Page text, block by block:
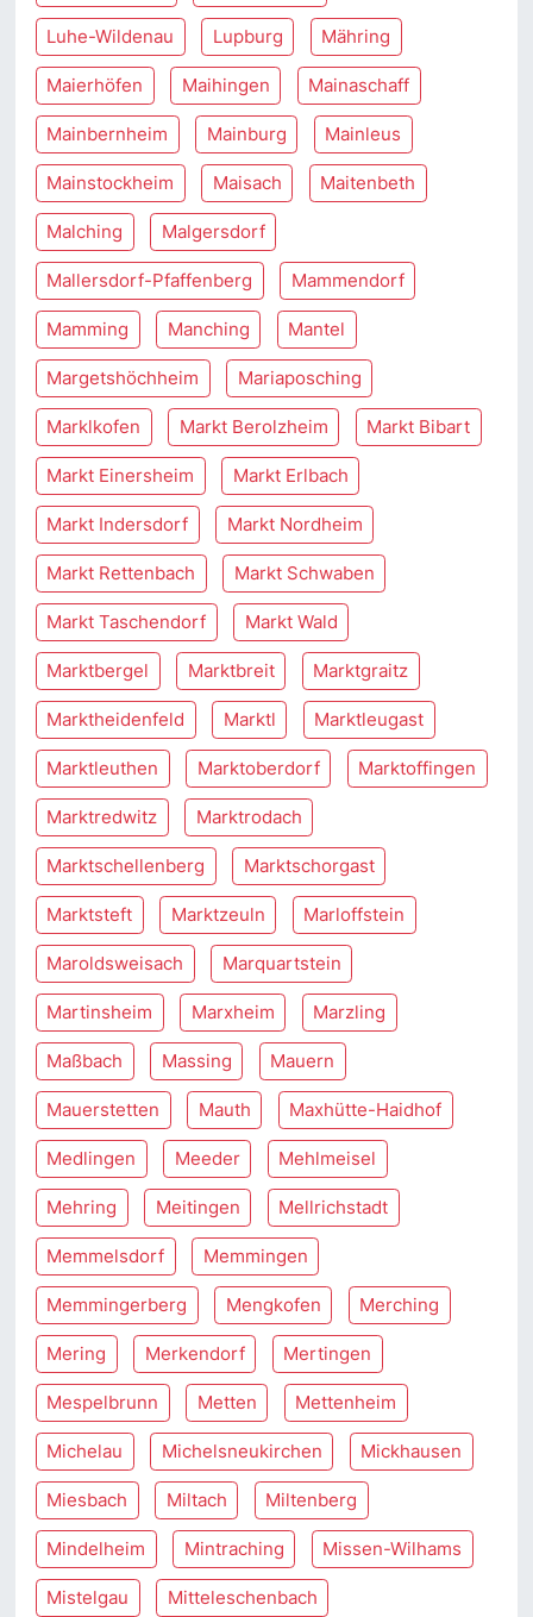
Luhe-Wildenau Lupburg Mähring
Maierhöfen Maihingen Mainaschaff
Mainbernheim Mainburg Mainleus
Mainstockheim Maisach Maitenbeth
Malching Malgersdorf
Mallersdorf-Pfaffenberg Mammendorf
Mamming Manching Mantel
Margetshöchheim Mariaposching
Marklkofen Markt Berolzheim Markt Bibart
Markt Einersheim Markt Erlbach
Markt Indersdorf Markt Nordheim
Markt Rettenbach Markt Schwaben
Markt Taschendorf Markt Wald
Marktbergel Marktbreit Marktgraitz
Marktheidenfeld Marktl Marktleugast
Marktleuthen Marktoberdorf Marktoffingen
Marktredwitz Marktrodach
Marktschellenberg Marktschorgast
Marktsteft Marktzeuln Marloffstein
Maroldsweisach Marquartstein
Martinsheim Marxheim Marzling
Maßbach Massing Mauern
Mauerstetten Mauth Maxhütte-Haidhof
Medlingen Meeder Mehlmeisel
Mehring Meitingen Mellrichstadt
Memmelsdorf Memmingen
Memmingerberg Mengkofen Merching
Mering Merkendorf Mertingen
Mespelbrunn Metten Mettenheim
Michelau Michelsneukirchen Mickhausen
Miesbach Miltach Miltenberg
Mindelheim Mintraching Missen-Wilhams
Mistelgau Mitteleschenbach